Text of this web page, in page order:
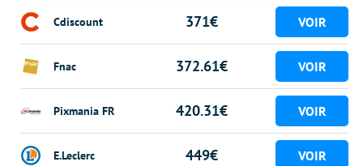
Cdiscount 371€
Fnac 372.61€
Pixmania FR 420.31€
E.Leclerc 449€